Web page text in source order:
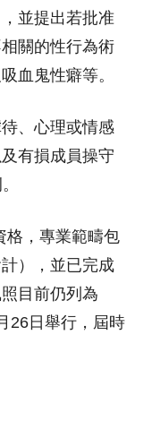
並提出若批准
關的性行為術
血鬼性癖等。
、心理或情感
有損成員操守
格，專業範疇包
），並已完成
目前仍列為
26日舉行，屆時